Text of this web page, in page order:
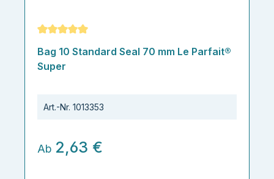
Durchschnittliche Bewertung von 5 von 5 Sternen
Bag 10 Standard Seal 70 mm Le Parfait®
Super
Art.-Nr. 1013353
Ab 2,63 €